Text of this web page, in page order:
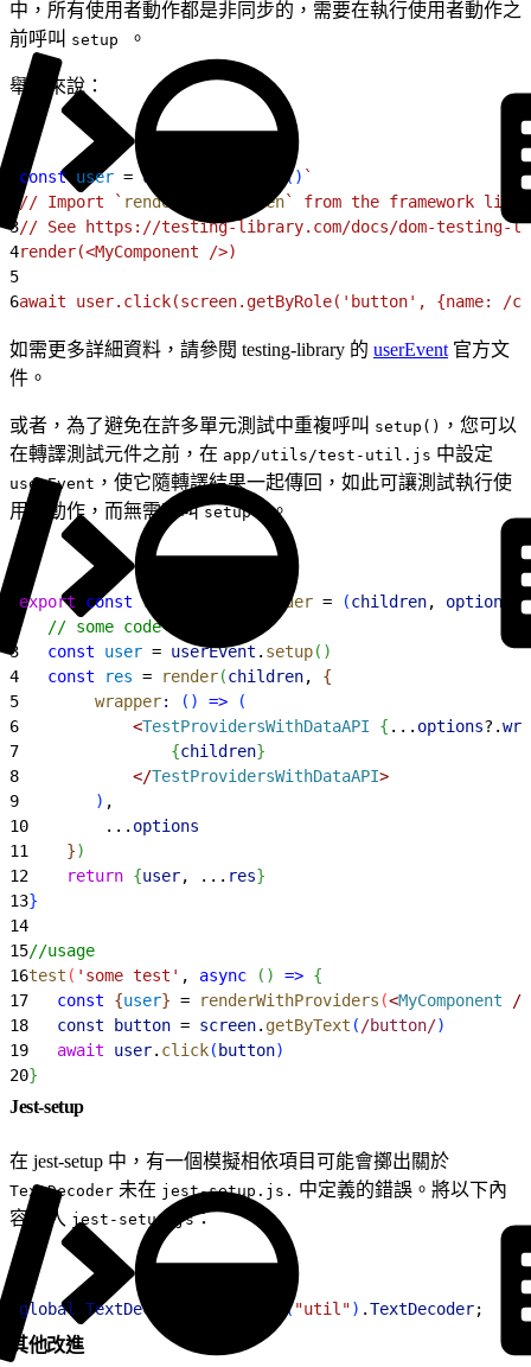
中，所有使用者動作都是非同步的，需要在執行使用者動作之
前呼叫 setup 。
舉例來說：
const user = userEvent () `
// Import ` render screen` from the framework
3// See https://testing-library.com/docs/dom-testing-
4render(<MyComponent />)
5
6await user.click(screen.getByRole('button', {name: /
如需更多詳細資料，請參閱 testing-library 的 userEvent 官方文
件。
或者，為了避免在許多單元測試中重複呼叫 setup() ，您可以
在轉譯測試元件之前，在 app/utils/test-util.js 中設定
userEvent ，使它隨轉譯結果一起傳回，如此可讓測試執行使
用者動作，而無需呼叫setup() 。
export const renderWithProvider = (children, options
)
   // some code here
3
   const
user = userEvent . setup( )
4
   const
res = render(children, {
5
        wrapper
: ( ) =>
(
6
<TestProvidersWithDataAPI { ... options?.
7
{children}
8
</TestProvidersWithDataAPI>
9
) ,
10
        ...
options
11
})
12
    return
{user, ... res}
13}
14
15//usage
16test ( 'some test' , async ( ) => {
17
   const
{user} = renderWithProviders (<MyComponent /
18
   const
button = screen. getByText ( /button/)
19
   await
user. click( button)
20}
Jest-setup
在 jest-setup 中，有一個模擬相依項目可能會擲出關於
TextDecoder 未在 jest-setup.js. 中定義的錯誤。將以下內
容加入 jest-setup.js：
global TextDecoder ("util") .TextDecoder;
其他改進